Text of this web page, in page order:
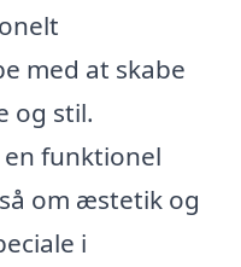
med at skabe
og stil.
funktionel
om æstetik og
i